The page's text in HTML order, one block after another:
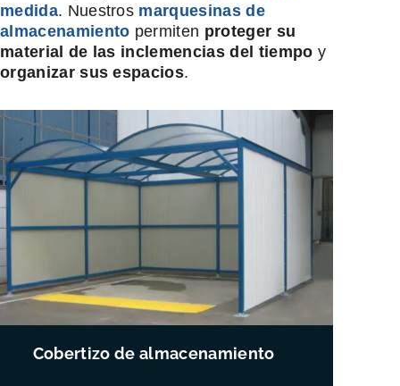
medida. Nuestros marquesinas de
almacenamiento permiten proteger su
material de las inclemencias del tiempo y
organizar sus espacios.
Cobertizo de almacenamiento